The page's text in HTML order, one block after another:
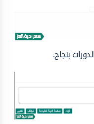
بنجاح.